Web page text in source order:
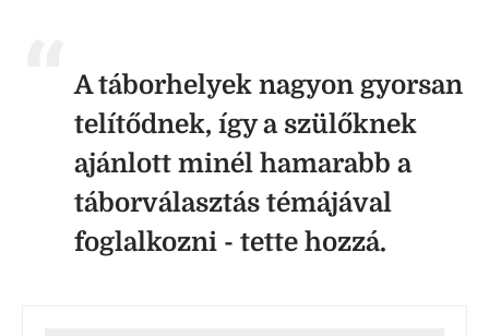
A táborhelyek nagyon gyorsan
telítődnek, így a szülőknek
ajánlott minél hamarabb a
táborválasztás témájával
foglalkozni - tette hozzá.